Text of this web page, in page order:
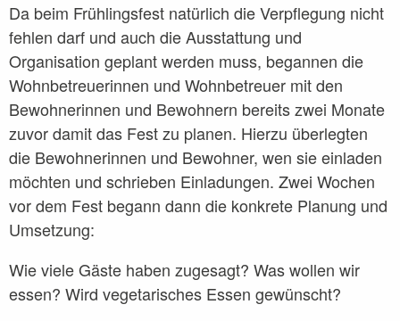
BEW Lichtenberg
BEW Mitte Soldiner Straße
BEW Pankow Florastraße
BEW Pankow Moselviertel
BEW Pankow Schivelbeiner Straße
BEW Reinickendorf
BEW Treptow-Köpenick
Freizeitclub REMISE
Verbund Sucht Pankow TBEW
Da beim Frühlingsfest natürlich die Verpflegung nicht
fehlen darf und auch die Ausstattung und
Organisation geplant werden muss, begannen die
Wohnbetreuerinnen und Wohnbetreuer mit den
Bewohnerinnen und Bewohnern bereits zwei Monate
zuvor damit das Fest zu planen. Hierzu überlegten
die Bewohnerinnen und Bewohner, wen sie einladen
möchten und schrieben Einladungen. Zwei Wochen
vor dem Fest begann dann die konkrete Planung und
Umsetzung:
Wie viele Gäste haben zugesagt? Was wollen wir
essen? Wird vegetarisches Essen gewünscht?